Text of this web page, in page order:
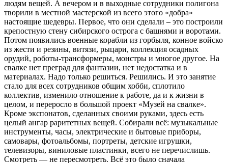
людям вещей. А вечером и в выходные сотрудники полигона
творили в местной мастерской из всего этого «добра»
настоящие шедевры. Первое, что они сделали – это построили
крепостную стену сибирского острога с башнями и воротами.
Потом появились военные корабли из горбыля, конное войско
из жести и резины, витязи, рыцари, коллекция осадных
орудий, роботы-трансформеры, монстры и многое другое. На
свалке нет преград для фантазии, нет недостатка и в
материалах. Надо только решиться. Решились. И это занятие
стало для всех сотрудников общим хобби, сплотило
коллектив, изменило отношение к работе, да и к жизни в
целом, и переросло в большой проект «Музей на свалке».
Кроме экспонатов, сделанных своими руками, здесь есть
целый ангар раритетных вещей. Собирали всё: музыкальные
инструменты, часы, электрические и бытовые приборы,
самовары, фотоальбомы, портреты, детские игрушки,
телевизоры, виниловые пластинки, всего не перечислишь.
Смотреть — не пересмотреть. Всё это было сначала